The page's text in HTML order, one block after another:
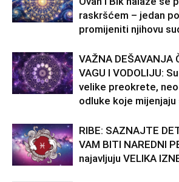
raskršćem – jedan
promijeniti njihovu
VAŽNA DEŠAVANJA
VAGU I VODOLIJU:
velike preokrete,
odluke koje mijenjaju
RIBE: SAZNAJTE
VAM BITI NAREDNI
najavljuju VELIKA